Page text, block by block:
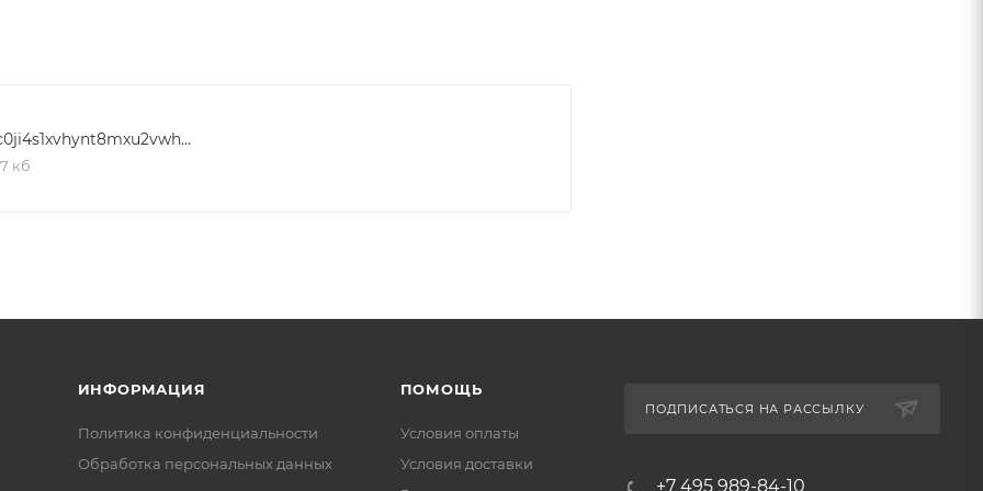
гидрозатвором, предотвращающим проникновение
9qc0ji4s1xvhynt8mxu2vwhgm31rciec
кб
ИНФОРМАЦИЯ
Политика конфиденциальности
Обработка персональных данных
ПОМОЩЬ
Условия оплаты
Условия доставки
ПОДПИСАТЬСЯ НА РАССЫЛКУ
+7 495 989-84-10